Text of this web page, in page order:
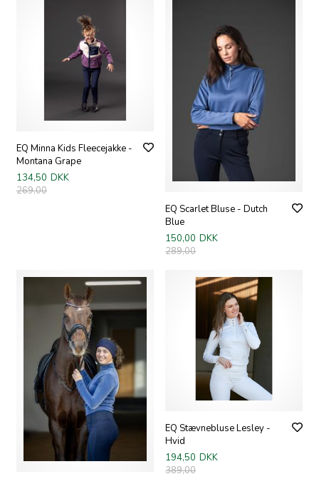
EQ Minna Kids Fleecejakke -
Montana Grape
134,50 DKK
269,00
EQ Scarlet Bluse - Dutch
Blue
150,00 DKK
289,00
EQ Stævnebluse Lesley -
Hvid
194,50 DKK
389,00